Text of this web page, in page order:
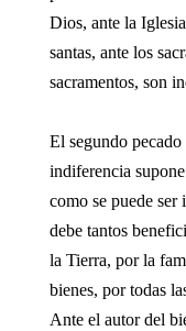
Dios, ante la
santas, ante los
sacramentos, son
El segundo
indiferencia
como se puede ser
debe tantos
la Tierra, por la
bienes, por todas
Ante el autor del